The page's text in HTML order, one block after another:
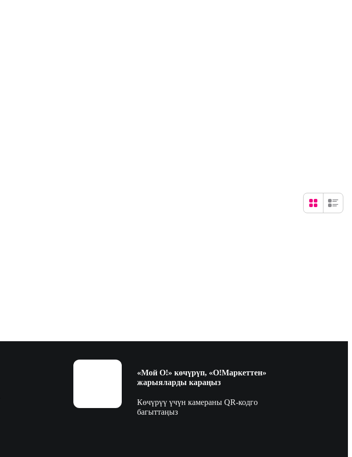
«Мой О!» көчүрүп, «О!Маркеттен»
жарыяларды караңыз
Көчүрүү үчүн камераны QR-кодго
багыттаңыз